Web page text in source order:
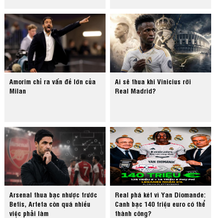
Amorim chỉ ra vấn đề lớn của
Milan
Ai sẽ thua khi Vinicius rời
Real Madrid?
Arsenal thua bạc nhược trước
Betis, Arteta còn quá nhiều
việc phải làm
Real phá két vì Yan Diomande:
Canh bạc 140 triệu euro có thể
thành công?